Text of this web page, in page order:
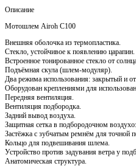
Описание
Мотошлем Airoh C100
Внешняя оболочка из термопластика.
Стекло, устойчивое к появлению царапин.
Встроенное тонированное стекло от
Подъёмная скула (шлем-модуляр).
Два режима использования: закрытый и
Оборудован креплениями для
Передняя вентиляция.
Вентиляция подбородка.
Задний вывод воздуха.
Защитная сетка в подбородочном
Застёжка с зубчатым ремнём для точной
Кольцо для подвешивания шлема.
Устройство против задувания ветра у
Анатомическая структура.